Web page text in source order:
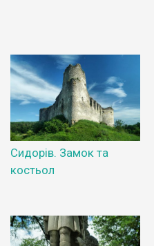
Сидорів. Замок та
костьол